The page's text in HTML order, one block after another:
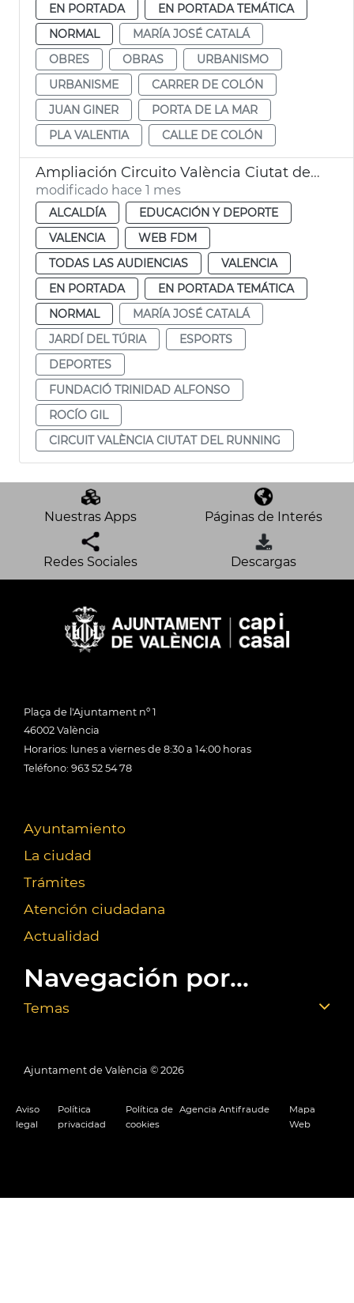
EN PORTADA
EN PORTADA TEMÁTICA
NORMAL
MARÍA JOSÉ CATALÁ
OBRES
OBRAS
URBANISMO
URBANISME
CARRER DE COLÓN
JUAN GINER
PORTA DE LA MAR
PLA VALENTIA
CALLE DE COLÓN
Ampliación Circuito València Ciutat del Running
modificado hace 1 mes
ALCALDÍA
EDUCACIÓN Y DEPORTE
VALENCIA
WEB FDM
TODAS LAS AUDIENCIAS
VALENCIA
EN PORTADA
EN PORTADA TEMÁTICA
NORMAL
MARÍA JOSÉ CATALÁ
JARDÍ DEL TÚRIA
ESPORTS
DEPORTES
FUNDACIÓ TRINIDAD ALFONSO
ROCÍO GIL
CIRCUIT VALÈNCIA CIUTAT DEL RUNNING
Nuestras Apps Páginas de Interés
Redes Sociales Descargas
Plaça de l'Ajuntament nº 1
46002 València
Horarios: lunes a viernes de 8:30 a 14:00 horas
Teléfono: 963 52 54 78
Ayuntamiento
La ciudad
Trámites
Atención ciudadana
Actualidad
Navegación por...
Temas
Ajuntament de València © 2026
Aviso
legal
Política
privacidad
Política de
cookies
Agencia Antifraude
Mapa
Web